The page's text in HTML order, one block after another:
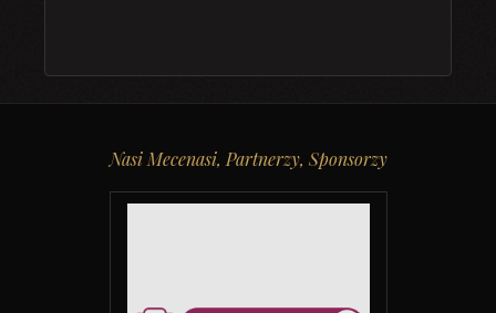
Nasi Mecenasi, Partnerzy, Sponsorzy